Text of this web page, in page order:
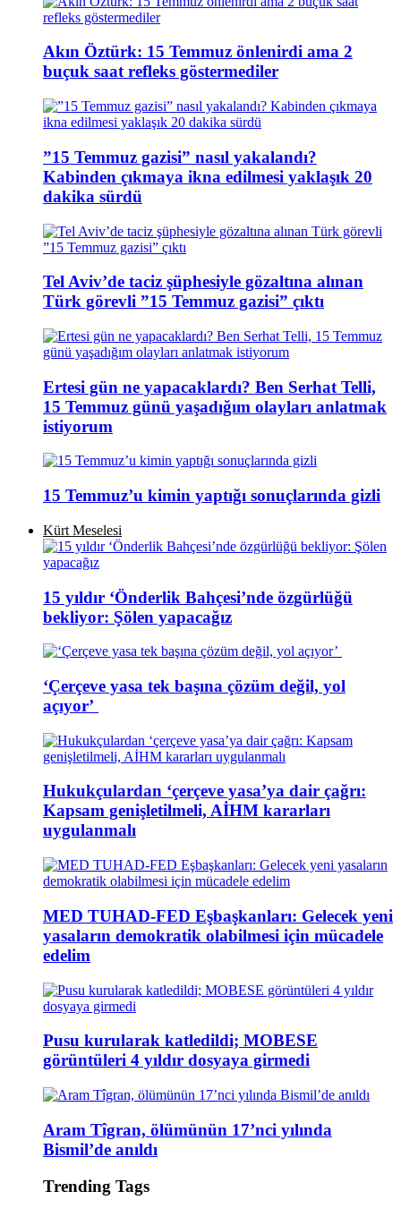
Akın Öztürk: 15 Temmuz önlenirdi ama 2
buçuk saat refleks göstermediler
”15 Temmuz gazisi” nasıl yakalandı?
Kabinden çıkmaya ikna edilmesi yaklaşık 20
dakika sürdü
Tel Aviv’de taciz şüphesiyle gözaltına alınan
Türk görevli ”15 Temmuz gazisi” çıktı
Ertesi gün ne yapacaklardı? Ben Serhat Telli,
15 Temmuz günü yaşadığım olayları anlatmak
istiyorum
15 Temmuz’u kimin yaptığı sonuçlarında gizli
Kürt Meselesi
15 yıldır ‘Önderlik Bahçesi’nde özgürlüğü
bekliyor: Şölen yapacağız
‘Çerçeve yasa tek başına çözüm değil, yol
açıyor’
Hukukçulardan ‘çerçeve yasa’ya dair çağrı:
Kapsam genişletilmeli, AİHM kararları
uygulanmalı
MED TUHAD-FED Eşbaşkanları: Gelecek yeni
yasaların demokratik olabilmesi için mücadele
edelim
Pusu kurularak katledildi; MOBESE
görüntüleri 4 yıldır dosyaya girmedi
Aram Tîgran, ölümünün 17’nci yılında
Bismil’de anıldı
Trending Tags